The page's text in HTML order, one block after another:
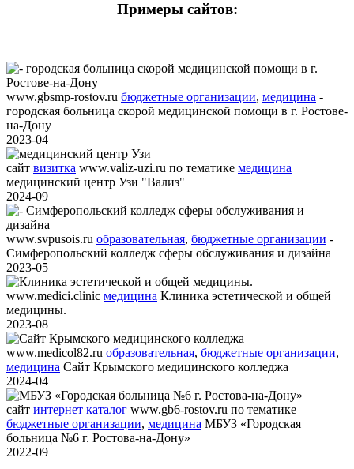
Примеры сайтов:
www.gbsmp-rostov.ru бюджетные организации, медицина -
городская больница скорой медицинской помощи в г. Ростове-
на-Дону
2023-04
сайт визитка www.valiz-uzi.ru по тематике медицина
медицинский центр Узи "Вализ"
2024-09
www.svpusois.ru образовательная, бюджетные организации -
Симферопольский колледж сферы обслуживания и дизайна
2023-05
www.medici.clinic медицина Клиника эстетической и общей
медицины.
2023-08
www.medicol82.ru образовательная, бюджетные организации,
медицина Сайт Крымского медицинского колледжа
2024-04
сайт интернет каталог www.gb6-rostov.ru по тематике
бюджетные организации, медицина МБУЗ «Городская
больница №6 г. Ростова-на-Дону»
2022-09